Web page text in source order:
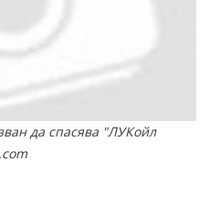
да спасява "ЛУКойл